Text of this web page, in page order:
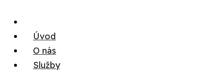
Úvod
O nás
Služby